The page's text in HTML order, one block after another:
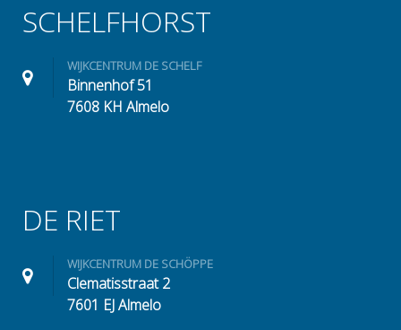
SCHELFHORST
WIJKCENTRUM DE SCHELF
Binnenhof 51
7608 KH Almelo
DE RIET
WIJKCENTRUM DE SCHÖPPE
Clematisstraat 2
7601 EJ Almelo